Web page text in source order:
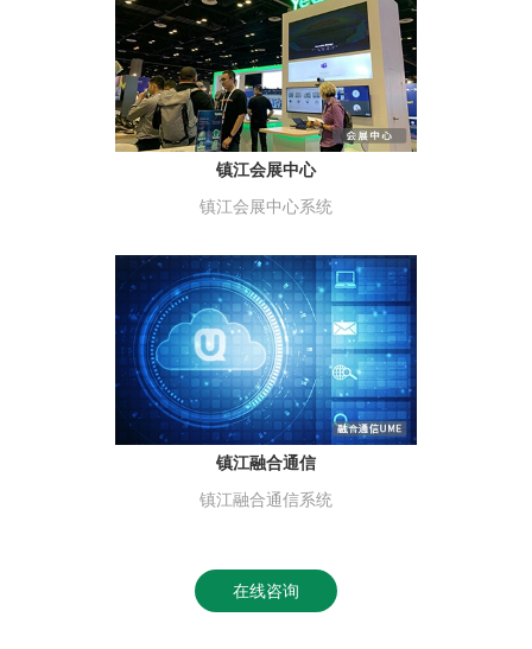
镇江会展中心
镇江会展中心系统
镇江融合通信
镇江融合通信系统
在线咨询